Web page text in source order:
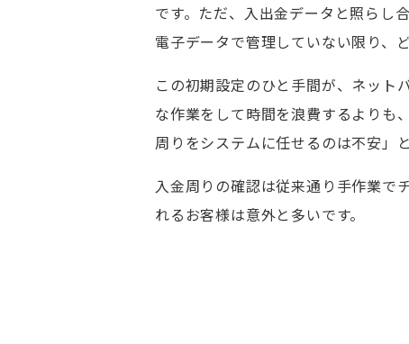
です。ただ、入出金データと照らし
電子データで管理していない限り、
この初期設定のひと手間が、ネット
な作業をして時間を浪費するよりも
周りをシステムに任せるのは不安」
入金周りの確認は従来通り手作業で
れるお客様は意外と多いです。